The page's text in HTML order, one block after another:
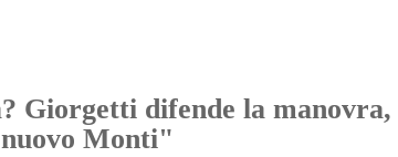
Giorgetti difende la manovra,
Monti"